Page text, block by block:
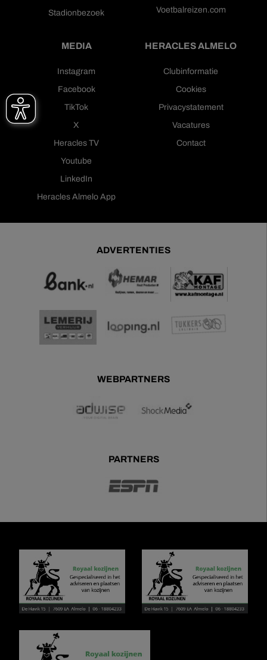
Stadionbezoek
Voetbalreizen.com
MEDIA
Instagram
Facebook
TikTok
X
Heracles TV
Youtube
LinkedIn
Heracles Almelo App
HERACLES ALMELO
Clubinformatie
Cookies
Privacystatement
Vacatures
Contact
ADVERTENTIES
WEBPARTNERS
PARTNERS